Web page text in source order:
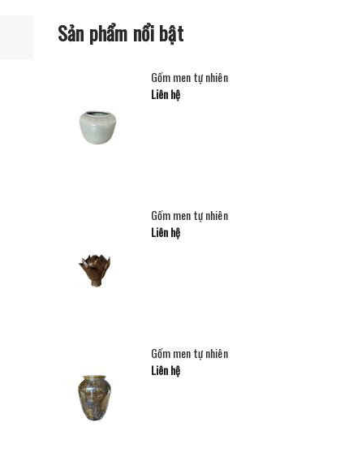
Sản phẩm nổi bật
Gốm men tự nhiên
Liên hệ
Gốm men tự nhiên
Liên hệ
Gốm men tự nhiên
Liên hệ